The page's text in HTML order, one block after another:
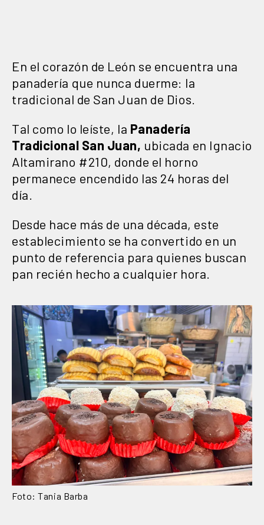
En el corazón de León se encuentra una
panadería que nunca duerme: la
tradicional de San Juan de Dios.
Tal como lo leíste, la Panadería
Tradicional San Juan, ubicada en Ignacio
Altamirano #210, donde el horno
permanece encendido las 24 horas del
día.
Desde hace más de una década, este
establecimiento se ha convertido en un
punto de referencia para quienes buscan
pan recién hecho a cualquier hora.
Foto: Tania Barba